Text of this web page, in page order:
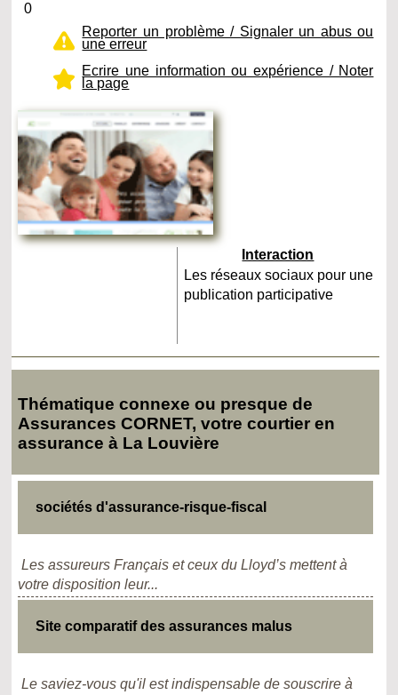
0
Reporter un problème / Signaler un abus ou
une erreur
Ecrire une information ou expérience / Noter
la page
Interaction
Les réseaux sociaux pour une
publication participative
Thématique connexe ou presque de
Assurances CORNET, votre courtier en
assurance à La Louvière
sociétés d'assurance-risque-fiscal
Les assureurs Français et ceux du Lloyd’s mettent à
votre disposition leur...
Site comparatif des assurances malus
Le saviez-vous qu'il est indispensable de souscrire à